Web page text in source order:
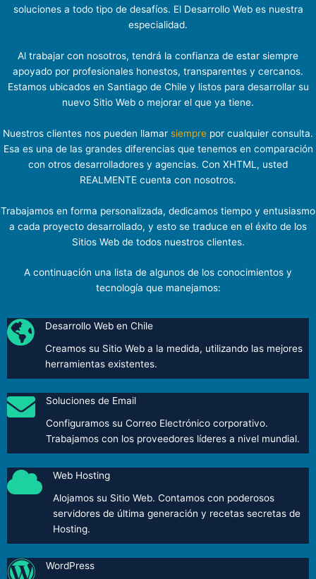
soluciones a todo tipo de desafíos. El Desarrollo Web es nuestra
especialidad.
Al trabajar con nosotros, tendrá la confianza de estar siempre
apoyado por profesionales honestos, transparentes y cercanos.
Estamos ubicados en Santiago de Chile y listos para desarrollar su
nuevo Sitio Web o mejorar el que ya tiene.
Nuestros clientes nos pueden llamar siempre por cualquier consulta.
Esa es una de las grandes diferencias que tenemos en comparación
con otros desarrolladores y agencias. Con XHTML, usted
REALMENTE cuenta con nosotros.
Trabajamos en forma personalizada, dedicamos tiempo y entusiasmo
a cada proyecto desarrollado, y esto se traduce en el éxito de los
Sitios Web de todos nuestros clientes.
A continuación una lista de algunos de los conocimientos y
tecnología que manejamos:
Desarrollo Web en Chile
Creamos su Sitio Web a la medida, utilizando las mejores
herramientas existentes.
Soluciones de Email
Configuramos su Correo Electrónico corporativo.
Trabajamos con los proveedores líderes a nivel mundial.
Web Hosting
Alojamos su Sitio Web. Contamos con poderosos
servidores de última generación y recetas secretas de
Hosting.
WordPress